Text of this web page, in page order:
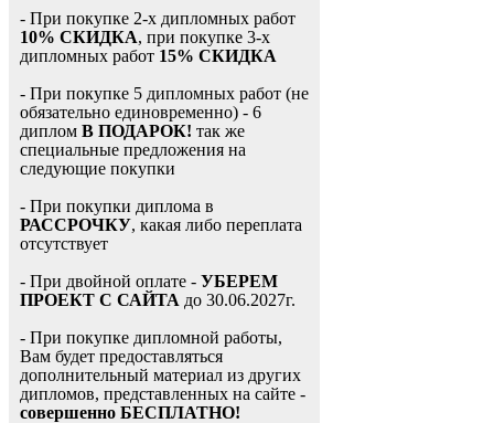
- При покупке 2-х дипломных работ
10% СКИДКА, при покупке 3-х
дипломных работ 15% СКИДКА
- При покупке 5 дипломных работ (не
обязательно единовременно) - 6
диплом В ПОДАРОК! так же
специальные предложения на
следующие покупки
- При покупки диплома в
РАССРОЧКУ, какая либо переплата
отсутствует
- При двойной оплате - УБЕРЕМ
ПРОЕКТ С САЙТА до 30.06.2027г.
- При покупке дипломной работы,
Вам будет предоставляться
дополнительный материал из других
дипломов, представленных на сайте -
совершенно БЕСПЛАТНО!